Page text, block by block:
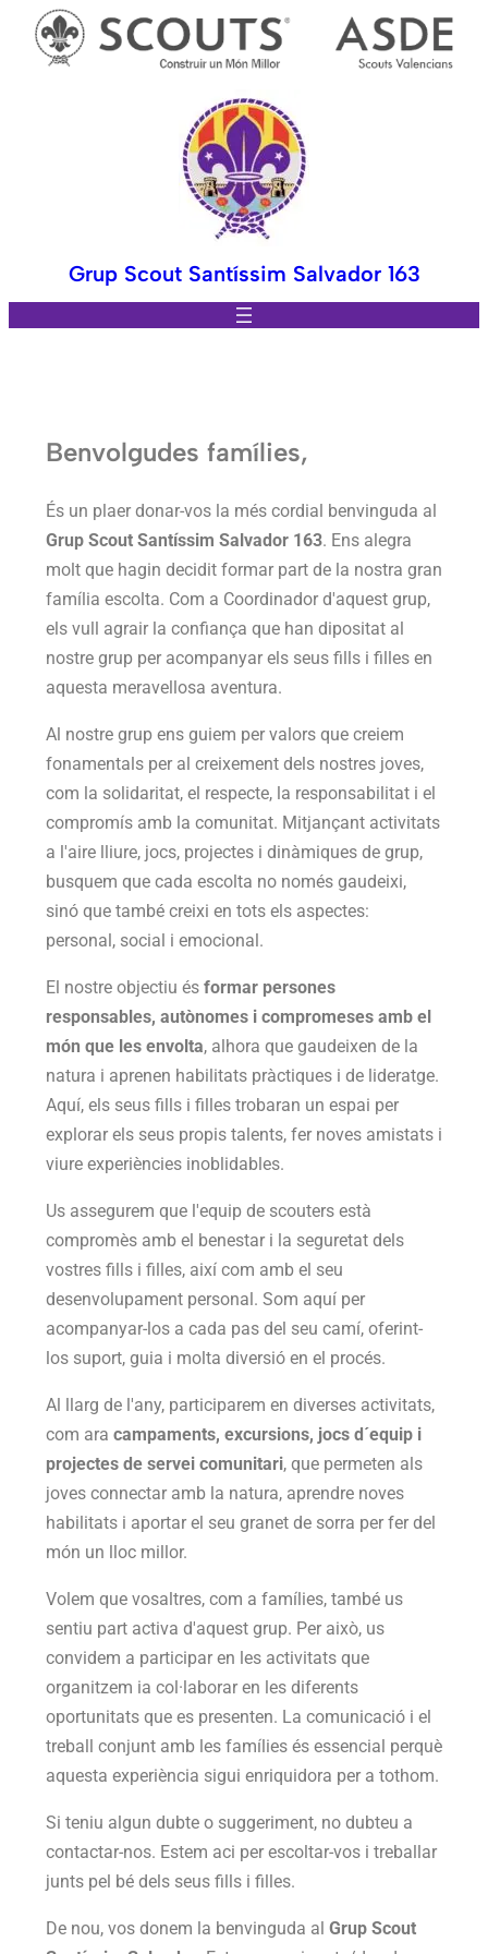
Grup Scout Santíssim Salvador 163
Benvolgudes famílies,
És un plaer donar-vos la més cordial benvinguda al
Grup Scout Santíssim Salvador 163. Ens alegra
molt que hagin decidit formar part de la nostra gran
família escolta. Com a Coordinador d'aquest grup,
els vull agrair la confiança que han dipositat al
nostre grup per acompanyar els seus fills i filles en
aquesta meravellosa aventura.
Al nostre grup ens guiem per valors que creiem
fonamentals per al creixement dels nostres joves,
com la solidaritat, el respecte, la responsabilitat i el
compromís amb la comunitat. Mitjançant activitats
a l'aire lliure, jocs, projectes i dinàmiques de grup,
busquem que cada escolta no només gaudeixi,
sinó que també creixi en tots els aspectes:
personal, social i emocional.
El nostre objectiu és formar persones
responsables, autònomes i compromeses amb el
món que les envolta, alhora que gaudeixen de la
natura i aprenen habilitats pràctiques i de lideratge.
Aquí, els seus fills i filles trobaran un espai per
explorar els seus propis talents, fer noves amistats i
viure experiències inoblidables.
Us assegurem que l'equip de scouters està
compromès amb el benestar i la seguretat dels
vostres fills i filles, així com amb el seu
desenvolupament personal. Som aquí per
acompanyar-los a cada pas del seu camí, oferint-
los suport, guia i molta diversió en el procés.
Al llarg de l'any, participarem en diverses activitats,
com ara campaments, excursions, jocs d´equip i
projectes de servei comunitari, que permeten als
joves connectar amb la natura, aprendre noves
habilitats i aportar el seu granet de sorra per fer del
món un lloc millor.
Volem que vosaltres, com a famílies, també us
sentiu part activa d'aquest grup. Per això, us
convidem a participar en les activitats que
organitzem ia col·laborar en les diferents
oportunitats que es presenten. La comunicació i el
treball conjunt amb les famílies és essencial perquè
aquesta experiència sigui enriquidora per a tothom.
Si teniu algun dubte o suggeriment, no dubteu a
contactar-nos. Estem aci per escoltar-vos i treballar
junts pel bé dels seus fills i filles.
De nou, vos donem la benvinguda al Grup Scout